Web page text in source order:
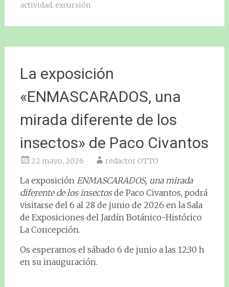
actividad, excursión
La exposición
«ENMASCARADOS, una
mirada diferente de los
insectos» de Paco Civantos
22 mayo, 2026 redactor OTTO
La exposición ENMASCARADOS, una mirada
diferente de los insectosde Paco Civantos, podrá
visitarse del 6 al 28 de junio de 2026 en la Sala
de Exposiciones del Jardín Botánico-Histórico
La Concepción.
Os esperamos el sábado 6 de junio a las 12:30 h
en su inauguración.